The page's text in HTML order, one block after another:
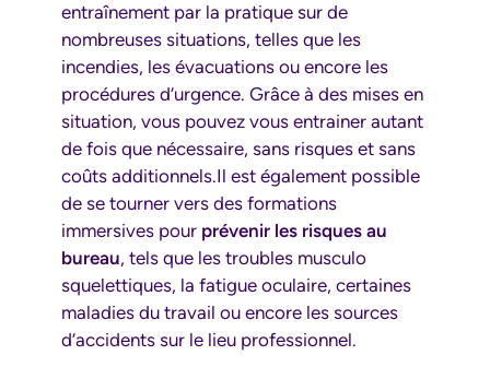
entraînement par la pratique sur de
nombreuses situations, telles que les
incendies, les évacuations ou encore les
procédures d’urgence. Grâce à des mises en
situation, vous pouvez vous entrainer autant
de fois que nécessaire, sans risques et sans
coûts additionnels.Il est également possible
de se tourner vers des formations
immersives pour prévenir les risques au
bureau, tels que les troubles musculo
squelettiques, la fatigue oculaire, certaines
maladies du travail ou encore les sources
d’accidents sur le lieu professionnel.